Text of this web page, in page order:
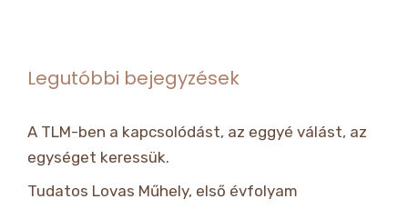
Legutóbbi bejegyzések
A TLM-ben a kapcsolódást, az eggyé válást, az
egységet keressük.
Tudatos Lovas Műhely, első évfolyam